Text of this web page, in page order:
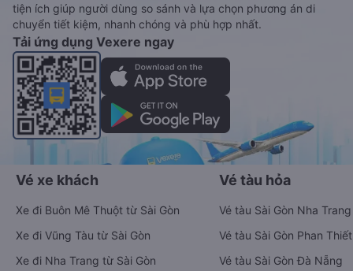
tiện ích giúp người dùng so sánh và lựa chọn phương án di
chuyển tiết kiệm, nhanh chóng và phù hợp nhất.
Tải ứng dụng Vexere ngay
Vé xe khách
Xe đi Buôn Mê Thuột từ Sài Gòn
Xe đi Vũng Tàu từ Sài Gòn
Xe đi Nha Trang từ Sài Gòn
Vé tàu hỏa
Vé tàu Sài Gòn Nha Trang
Vé tàu Sài Gòn Phan Thiết
Vé tàu Sài Gòn Đà Nẵng